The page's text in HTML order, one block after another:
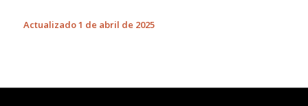
Actualizado 1 de abril de 2025